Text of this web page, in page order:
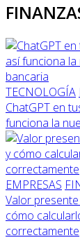
TECNOLOGÍA
ChatGPT en
funciona la
EMPRESAS
Valor
cómo
correctamente